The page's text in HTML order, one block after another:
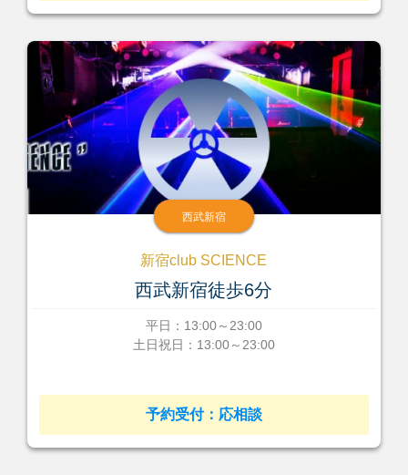
西武新宿
新宿club SCIENCE
西武新宿徒歩6分
平日：13:00～23:00
土日祝日：13:00～23:00
予約受付：応相談